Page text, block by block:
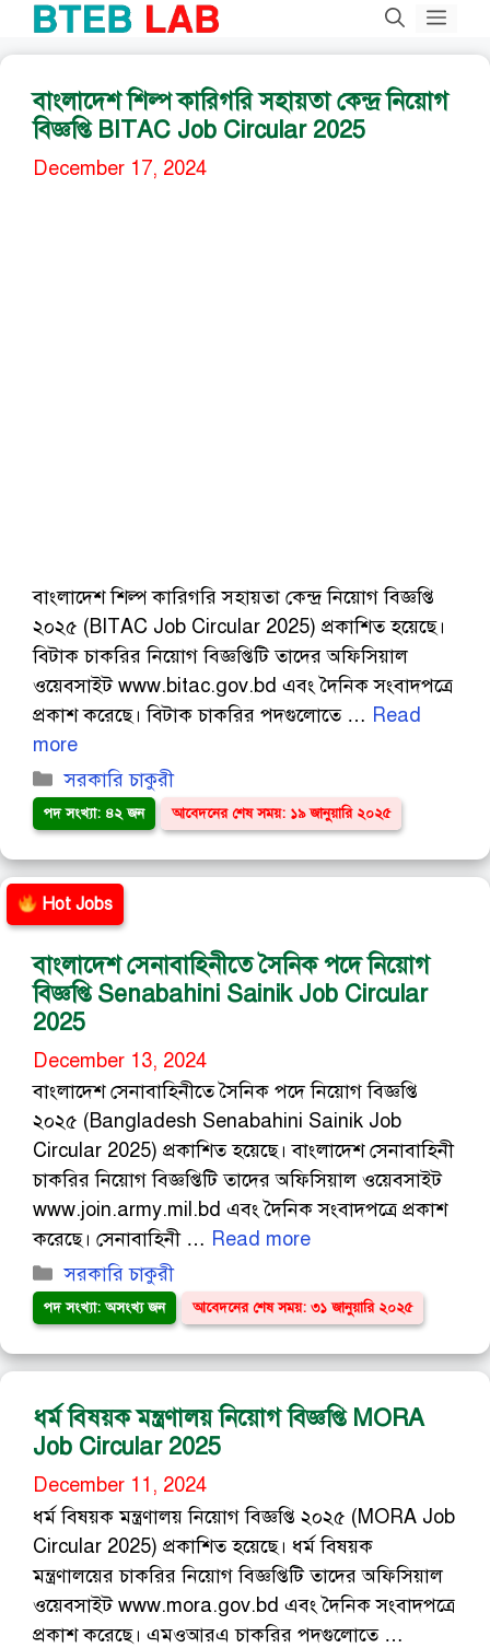
Skip
বাংলাদেশ শিল্প কারিগরি সহায়তা কেন্দ্র নিয়োগ
বিজ্ঞপ্তি BITAC Job Circular 2025
December 17, 2024
বাংলাদেশ শিল্প কারিগরি সহায়তা কেন্দ্র নিয়োগ বিজ্ঞপ্তি
২০২৫ (BITAC Job Circular 2025) প্রকাশিত হয়েছে।
বিটাক চাকরির নিয়োগ বিজ্ঞপ্তিটি তাদের অফিসিয়াল
ওয়েবসাইট www.bitac.gov.bd এবং দৈনিক সংবাদপত্রে
প্রকাশ করেছে। বিটাক চাকরির পদগুলোতে … Read
more
Categories
সরকারি চাকুরী
পদ সংখ্যা: ৪২ জন আবেদনের শেষ সময়: ১৯ জানুয়ারি ২০২৫
Hot Jobs
বাংলাদেশ সেনাবাহিনীতে সৈনিক পদে নিয়োগ
বিজ্ঞপ্তি Senabahini Sainik Job Circular
2025
December 13, 2024
বাংলাদেশ সেনাবাহিনীতে সৈনিক পদে নিয়োগ বিজ্ঞপ্তি
২০২৫ (Bangladesh Senabahini Sainik Job
Circular 2025) প্রকাশিত হয়েছে। বাংলাদেশ সেনাবাহিনী
চাকরির নিয়োগ বিজ্ঞপ্তিটি তাদের অফিসিয়াল ওয়েবসাইট
www.join.army.mil.bd এবং দৈনিক সংবাদপত্রে প্রকাশ
করেছে। সেনাবাহিনী … Read more
Categories
সরকারি চাকুরী
পদ সংখ্যা: অসংখ্য জন আবেদনের শেষ সময়: ৩১ জানুয়ারি ২০২৫
ধর্ম বিষয়ক মন্ত্রণালয় নিয়োগ বিজ্ঞপ্তি MORA
Job Circular 2025
December 11, 2024
ধর্ম বিষয়ক মন্ত্রণালয় নিয়োগ বিজ্ঞপ্তি ২০২৫ (MORA Job
Circular 2025) প্রকাশিত হয়েছে। ধর্ম বিষয়ক
মন্ত্রণালয়ের চাকরির নিয়োগ বিজ্ঞপ্তিটি তাদের অফিসিয়াল
ওয়েবসাইট www.mora.gov.bd এবং দৈনিক সংবাদপত্রে
প্রকাশ করেছে। এমওআরএ চাকরির পদগুলোতে …